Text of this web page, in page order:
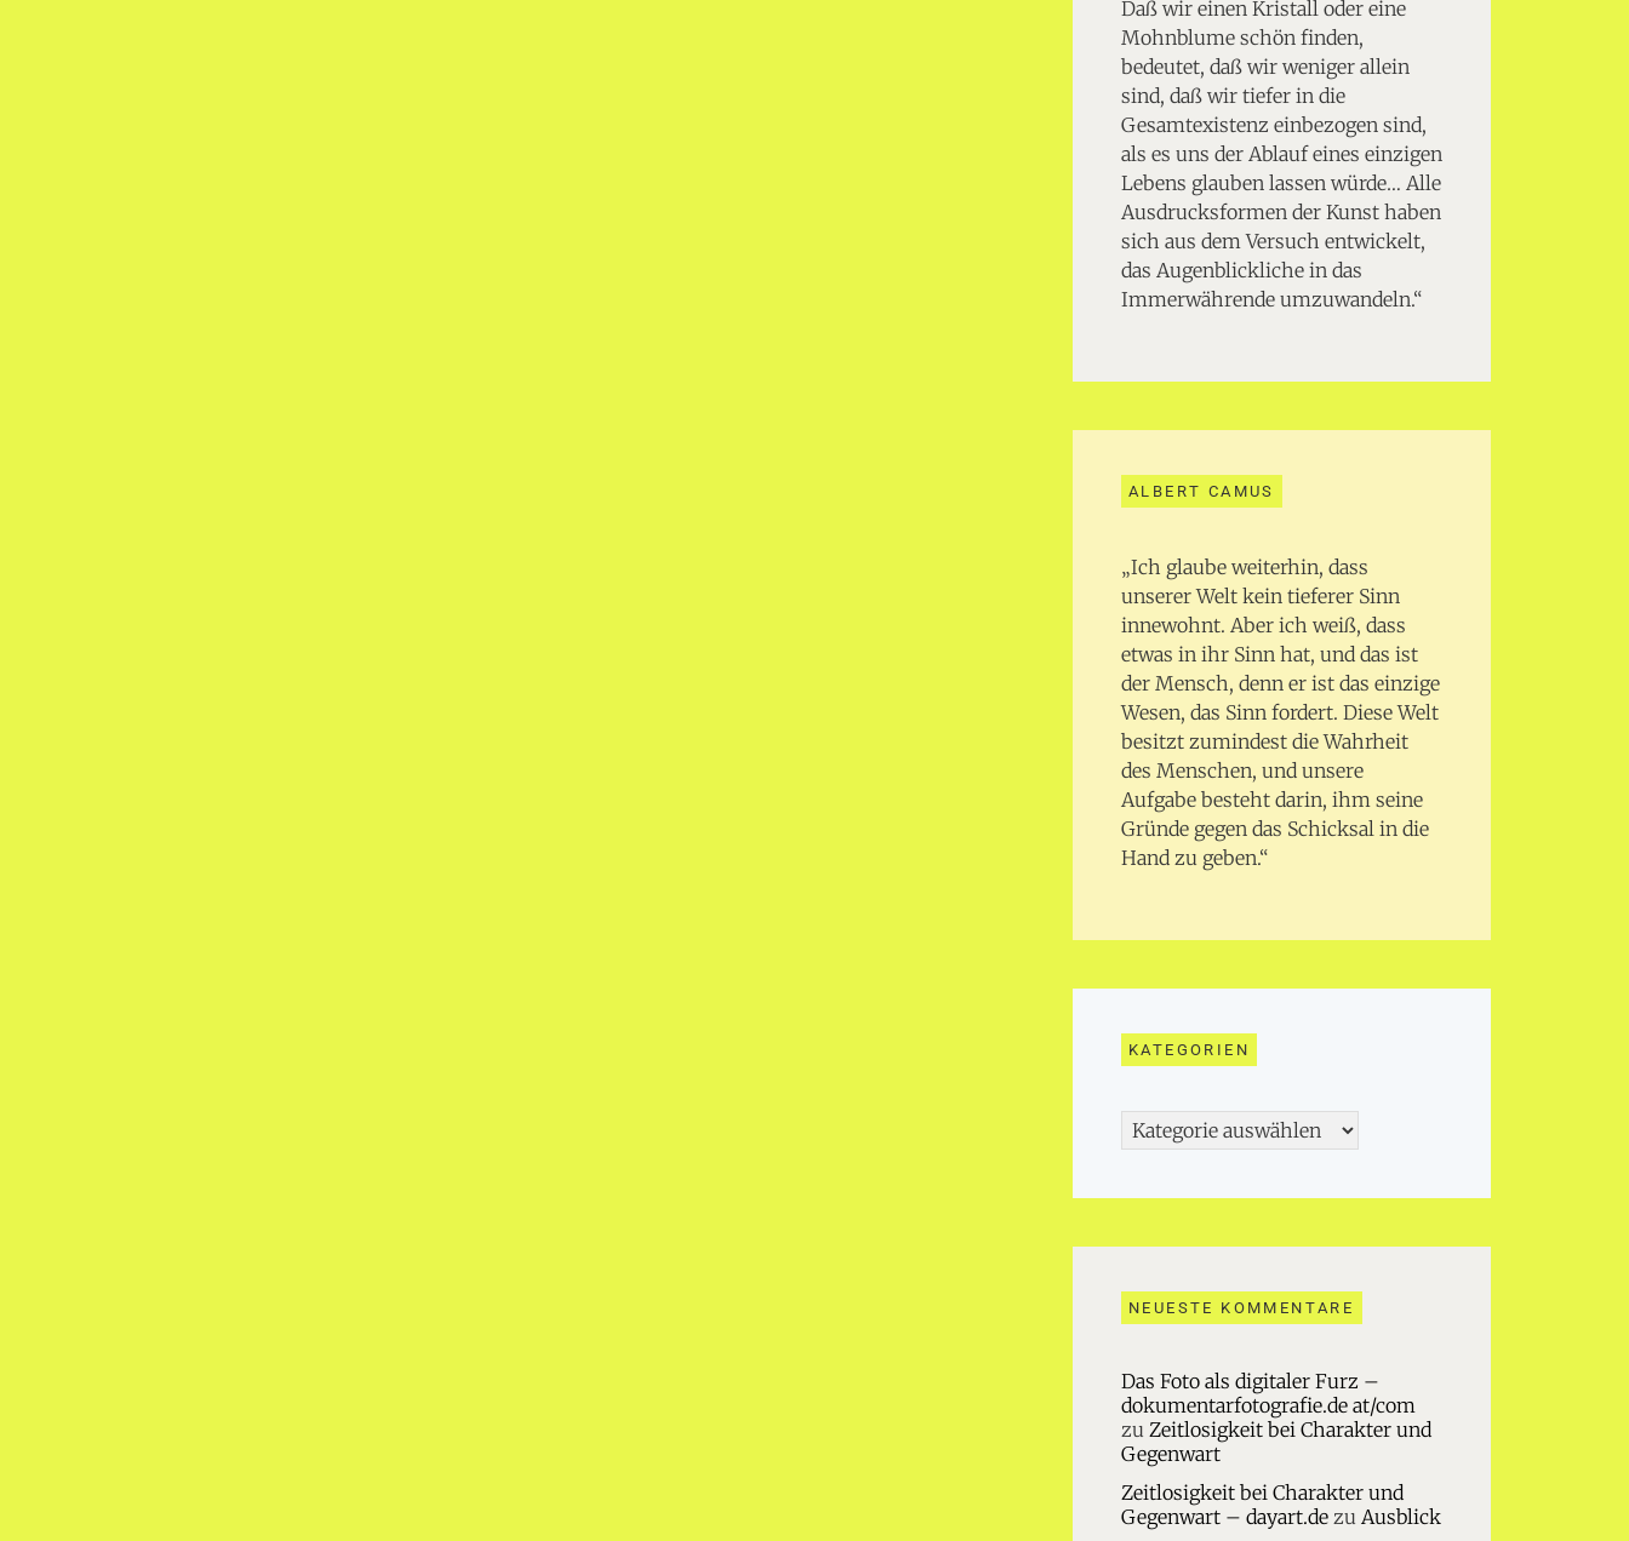
Daß wir einen Kristall oder eine
Mohnblume schön finden,
bedeutet, daß wir weniger allein
sind, daß wir tiefer in die
Gesamtexistenz einbezogen sind,
als es uns der Ablauf eines einzigen
Lebens glauben lassen würde… Alle
Ausdrucksformen der Kunst haben
sich aus dem Versuch entwickelt,
das Augenblickliche in das
Immerwährende umzuwandeln.“
ALBERT CAMUS
„Ich glaube weiterhin, dass
unserer Welt kein tieferer Sinn
innewohnt. Aber ich weiß, dass
etwas in ihr Sinn hat, und das ist
der Mensch, denn er ist das einzige
Wesen, das Sinn fordert. Diese Welt
besitzt zumindest die Wahrheit
des Menschen, und unsere
Aufgabe besteht darin, ihm seine
Gründe gegen das Schicksal in die
Hand zu geben.“
KATEGORIEN
Kategorien
NEUESTE KOMMENTARE
Das Foto als digitaler Furz –
dokumentarfotografie.de at/com
zu Zeitlosigkeit bei Charakter und
Gegenwart
Zeitlosigkeit bei Charakter und
Gegenwart – dayart.dezu Ausblick